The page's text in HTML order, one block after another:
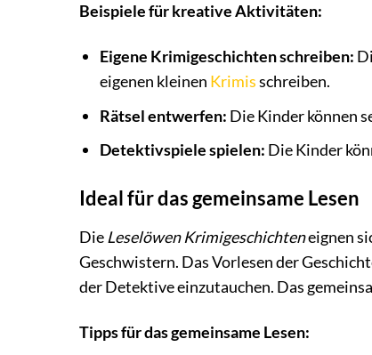
Beispiele für kreative Aktivitäten:
Eigene Krimigeschichten schreiben:
eigenen kleinen Krimisschreiben.
Rätsel entwerfen: Die Kinder können
Detektivspiele spielen: Die Kinder
Ideal für das gemeinsame Lesen
Die Leselöwen Krimigeschichteneignen
Geschwistern. Das Vorlesen der
der Detektive einzutauchen. Das
Tipps für das gemeinsame Lesen: